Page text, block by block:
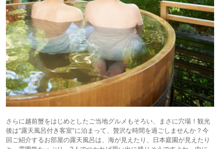
さらに越前蟹をはじめとしたご当地グルメもそろい、まさに穴場！観光
後は“露天風呂付き客室”に泊まって、贅沢な時間を過ごしませんか？今
回ご紹介するお部屋の露天風呂は、海が見えたり、日本庭園が見えたり